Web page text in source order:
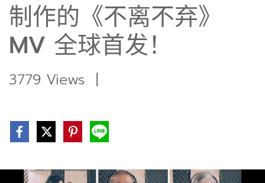
制作的《不离不弃》
MV 全球首发！
3779 Views |